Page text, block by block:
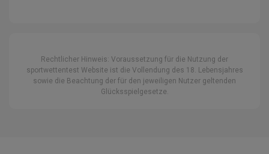
Rechtlicher Hinweis: Voraussetzung für die Nutzung der
sportwettentest Website ist die Vollendung des 18. Lebensjahres
sowie die Beachtung der für den jeweiligen Nutzer geltenden
Glücksspielgesetze.